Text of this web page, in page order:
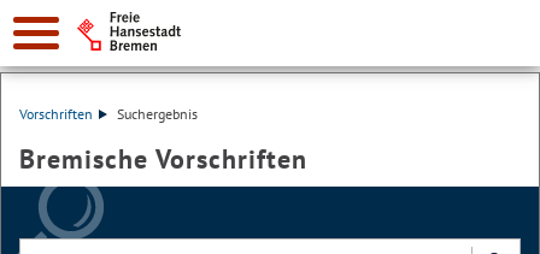
Vorschriften Suchergebnis
Bremische Vorschriften